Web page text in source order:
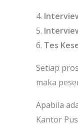
4.
5.
6. Tes
Setiap
maka
Apabila
Kantor